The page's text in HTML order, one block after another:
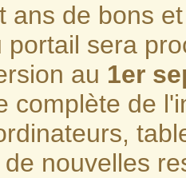
ans de bons
portail sera
au 1er
complète de
nouvelles